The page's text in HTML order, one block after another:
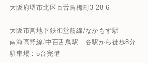
大阪府堺市北区百舌鳥梅町3-28-6
大阪市営地下鉄御堂筋線/なかもず駅
南海高野線/中百舌鳥駅 各駅から徒歩8分
駐車場：5台完備